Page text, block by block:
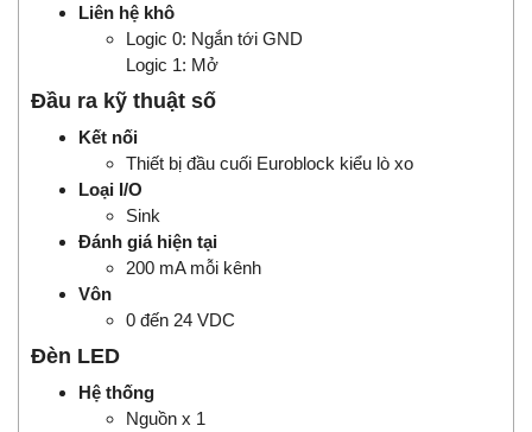
Liên hệ khô
Logic 0: Ngắn tới GND
Logic 1: Mở
Đầu ra kỹ thuật số
Kết nối
Thiết bị đầu cuối Euroblock kiểu lò xo
Loại I/O
Sink
Đánh giá hiện tại
200 mA mỗi kênh
Vôn
0 đến 24 VDC
Đèn LED
Hệ thống
Nguồn x 1